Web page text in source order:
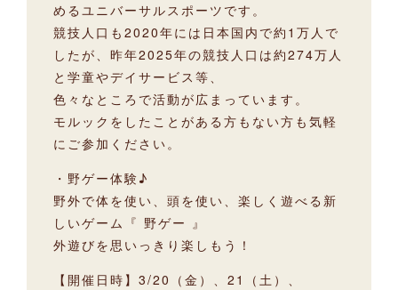
めるユニバーサルスポーツです。
競技人口も2020年には日本国内で約1万人で
したが、昨年2025年の競技人口は約274万人
と学童やデイサービス等、
色々なところで活動が広まっています。
モルックをしたことがある方もない方も気軽
にご参加ください。
・野ゲー体験♪
野外で体を使い、頭を使い、楽しく遊べる新
しいゲーム『 野ゲー 』
外遊びを思いっきり楽しもう！
【開催日時】3/20（金）、21（土）、